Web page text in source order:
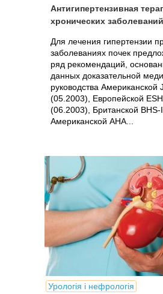
Антигипертензивная
хронических
Для лечения гипертензии
заболеваниях почек
ряд рекомендаций,
данных доказательной
руководства Американской
(05.2003), Европейской
(06.2003), Британской BHS-
Американской АНА...
Урологія і нефрологія